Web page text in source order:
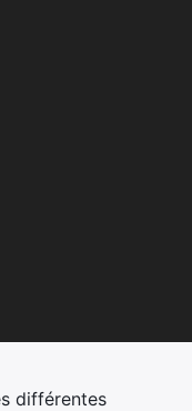
différentes